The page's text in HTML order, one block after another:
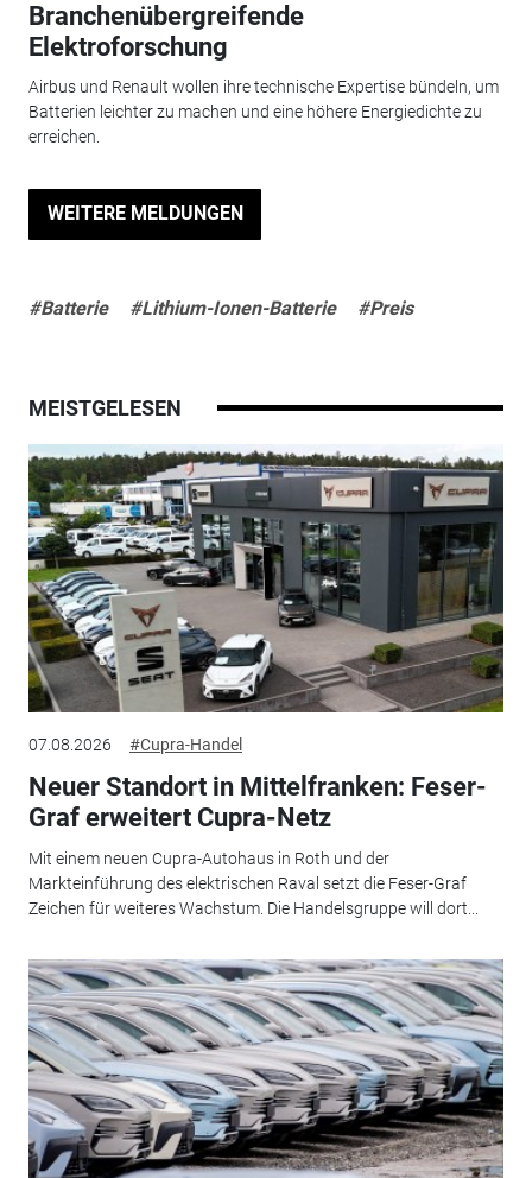
Branchenübergreifende
Elektroforschung
Airbus und Renault wollen ihre technische Expertise bündeln, um
Batterien leichter zu machen und eine höhere Energiedichte zu
erreichen.
WEITERE MELDUNGEN
#Batterie #Lithium-Ionen-Batterie #Preis
MEISTGELESEN
07.08.2026 #Cupra-Handel
Neuer Standort in Mittelfranken: Feser-
Graf erweitert Cupra-Netz
Mit einem neuen Cupra-Autohaus in Roth und der
Markteinführung des elektrischen Raval setzt die Feser-Graf
Zeichen für weiteres Wachstum. Die Handelsgruppe will dort...